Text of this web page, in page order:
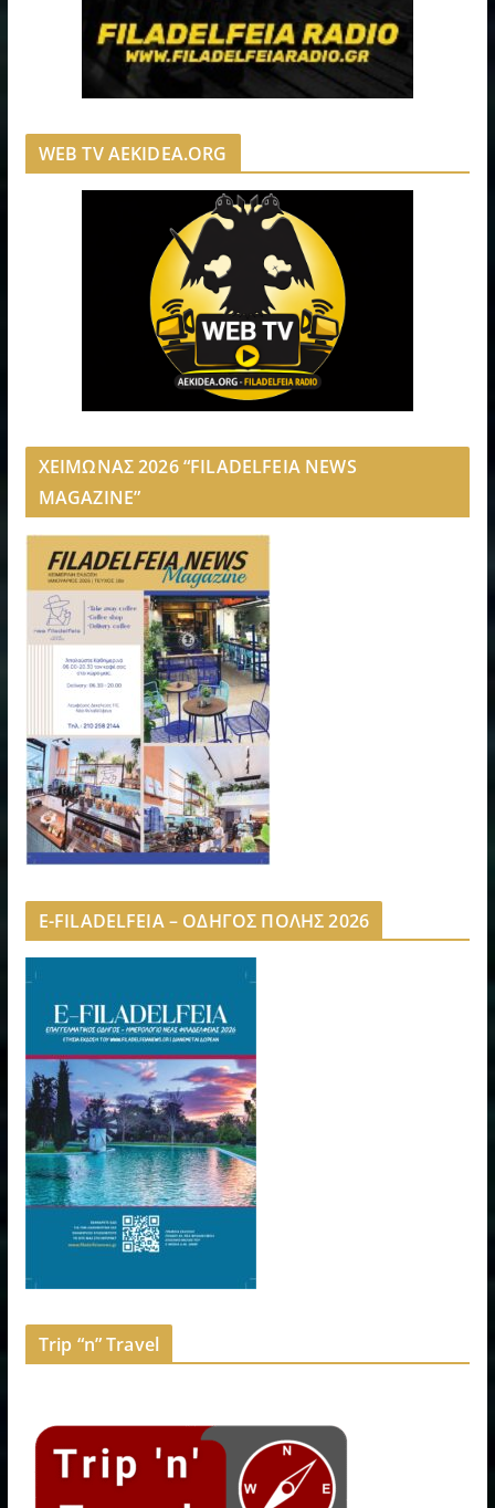
WEB TV AEKIDEA.ORG
ΧΕΙΜΩΝΑΣ 2026 “FILADELFEIA NEWS
MAGAZINE”
E-FILADELFEIA – ΟΔΗΓΟΣ ΠΟΛΗΣ 2026
Trip “n” Travel